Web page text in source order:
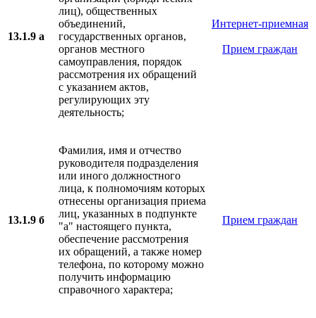
13.1.9 а
лиц), общественных
объединений,
государственных органов,
органов местного
самоуправления, порядок
рассмотрения их обращений
с указанием актов,
регулирующих эту
деятельность;
Интернет-приемная
Прием граждан
13.1.9 б
Фамилия, имя и отчество
руководителя подразделения
или иного должностного
лица, к полномочиям которых
отнесены организация приема
лиц, указанных в подпункте
"а" настоящего пункта,
обеспечение рассмотрения
их обращений, а также номер
телефона, по которому можно
получить информацию
справочного характера;
Прием граждан